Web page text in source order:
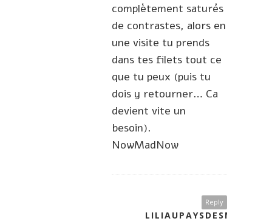
complètement saturés
de contrastes, alors en
une visite tu prends
dans tes filets tout ce
que tu peux (puis tu
dois y retourner… Ca
devient vite un
besoin).
NowMadNow
Reply